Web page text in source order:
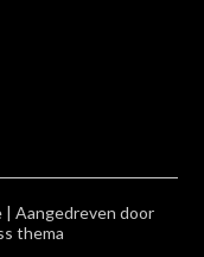
| Aangedreven door
thema